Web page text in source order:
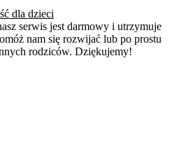
dla dzieci
serwis jest darmowy i utrzymuje
nam się rozwijać lub po prostu
rodziców. Dziękujemy!